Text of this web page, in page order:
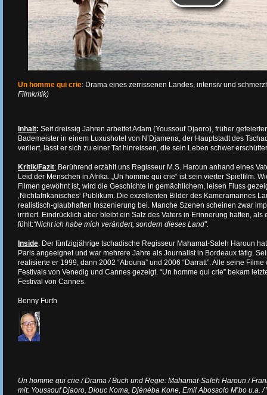
Un homme qui crie: Drama eines zerrissenen Landes, intensiv und
Filmkritik)
Inhalt: Seit dreissig Jahren arbeitet Adam (Youssouf Djaoro), früher
Bademeister in einem Luxushotel von N’Djamena, der Hauptstadt des
verliert, lässt er sich zu einer Tat hinreissen, die sein Leben schwer
Kritik/Fazit: Berührend erzählt uns Regisseur M.S. Haroun anhand eines
Leid der Menschen in Afrika. „Un homme qui crie“ ist sein vierter Spielfilm.
Filmen gewöhnt ist, wird die Geschichte in gemächlichem, leisen Fluss
‚Nichtafrikanisches‘ Publikum. Die exzellenten Bilder des Kameramannes
realistisch-glaubhaften Inszenierung bei. Manche Szenen scheinen zwar
irritiert. Eindrücklich aber bleibt ein Satz des Vaters in Erinnerung haften, als
fühlt:“Nicht ich habe mich verändert, sondern dieses Land”.
Inside: Der fünfzigjährige tschadische Regisseur Mahamat-Saleh Haroun
Paris angeeignet und war mehrere Jahre als Journalist in Bordeaux tätig.
realisierte er 1999, dann 2002 “Abouna” und 2006 “Darratt”. Alle seine
Festivals von Venedig und Cannes gezeigt. “Un homme qui crie” bekam
Festival von Cannes.
Benny Furth
Un homme qui crie / Drama / Buch und Regie: Mahamat-Saleh Haroun /
mit: Youssouf Djaoro, Diouc Koma, Djénéba Kone, Emil Abossolo M’bo u.a.